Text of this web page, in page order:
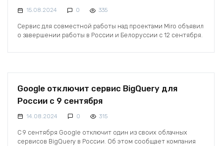
15.08.2024 0 335
Сервис для совместной работы над проектами Miro объявил
о завершении работы в России и Белоруссии с 12 сентября.
Google отключит сервис BigQuery для
России с 9 сентября
14.08.2024 0 315
С 9 сентября Google отключит один из своих облачных
сервисов BigQuery в России. Об этом сообщает компания